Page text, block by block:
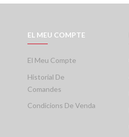
EL MEU COMPTE
El Meu Compte
Historial De
Comandes
Condicions De Venda